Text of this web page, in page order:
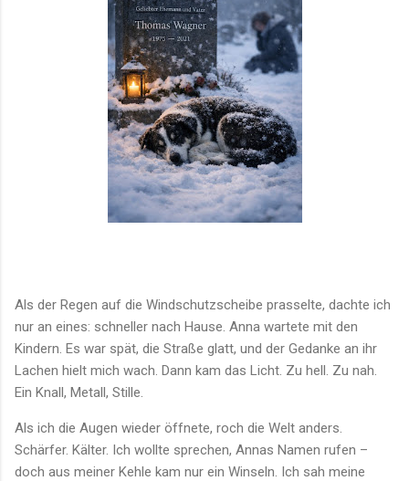
Als der Regen auf die Windschutzscheibe prasselte, dachte ich
nur an eines: schneller nach Hause. Anna wartete mit den
Kindern. Es war spät, die Straße glatt, und der Gedanke an ihr
Lachen hielt mich wach. Dann kam das Licht. Zu hell. Zu nah.
Ein Knall, Metall, Stille.
Als ich die Augen wieder öffnete, roch die Welt anders.
Schärfer. Kälter. Ich wollte sprechen, Annas Namen rufen –
doch aus meiner Kehle kam nur ein Winseln. Ich sah meine